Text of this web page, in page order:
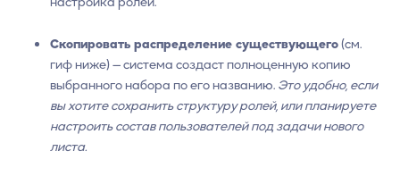
Скопировать распределение существующего(см.
гиф ниже) — система создаст полноценную копию
выбранного набора по его названию.Это удобно, если
вы хотите сохранить структуру ролей, или планируете
настроить состав пользователей под задачи нового
листа.